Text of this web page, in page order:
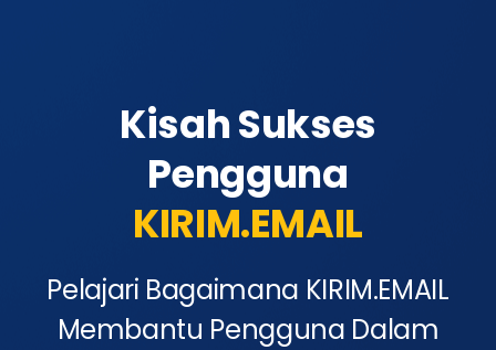
Kisah Sukses
Pengguna
KIRIM.EMAIL
Pelajari Bagaimana KIRIM.EMAIL
Membantu Pengguna Dalam